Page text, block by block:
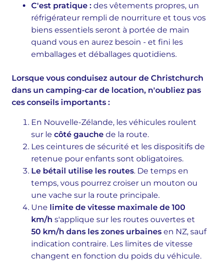
C'est pratique : des vêtements propres, un
réfrigérateur rempli de nourriture et tous vos
biens essentiels seront à portée de main
quand vous en aurez besoin - et fini les
emballages et déballages quotidiens.
Lorsque vous conduisez autour de Christchurch
dans un camping-car de location, n'oubliez pas
ces conseils importants :
En Nouvelle-Zélande, les véhicules roulent
sur le côté gauche de la route.
Les ceintures de sécurité et les dispositifs de
retenue pour enfants sont obligatoires.
Le bétail utilise les routes. De temps en
temps, vous pourrez croiser un mouton ou
une vache sur la route principale.
Une limite de vitesse maximale de 100
km/h s'applique sur les routes ouvertes et
50 km/h dans les zones urbaines en NZ, sauf
indication contraire. Les limites de vitesse
changent en fonction du poids du véhicule.